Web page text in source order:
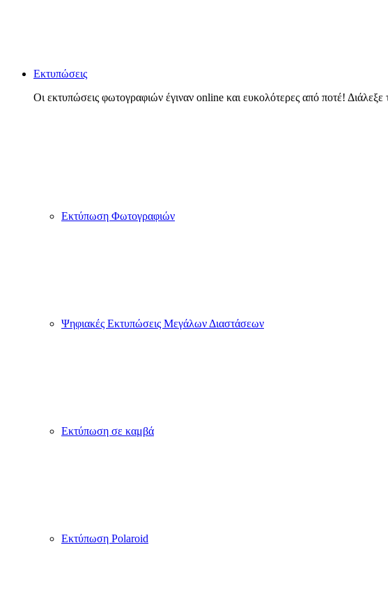
Εκτυπώσεις
Οι εκτυπώσεις φωτογραφιών έγιναν online και ευκολότερες από ποτέ! Διάλεξε
Εκτύπωση Φωτογραφιών
Ψηφιακές Εκτυπώσεις Μεγάλων Διαστάσεων
Εκτύπωση σε καμβά
Εκτύπωση Polaroid